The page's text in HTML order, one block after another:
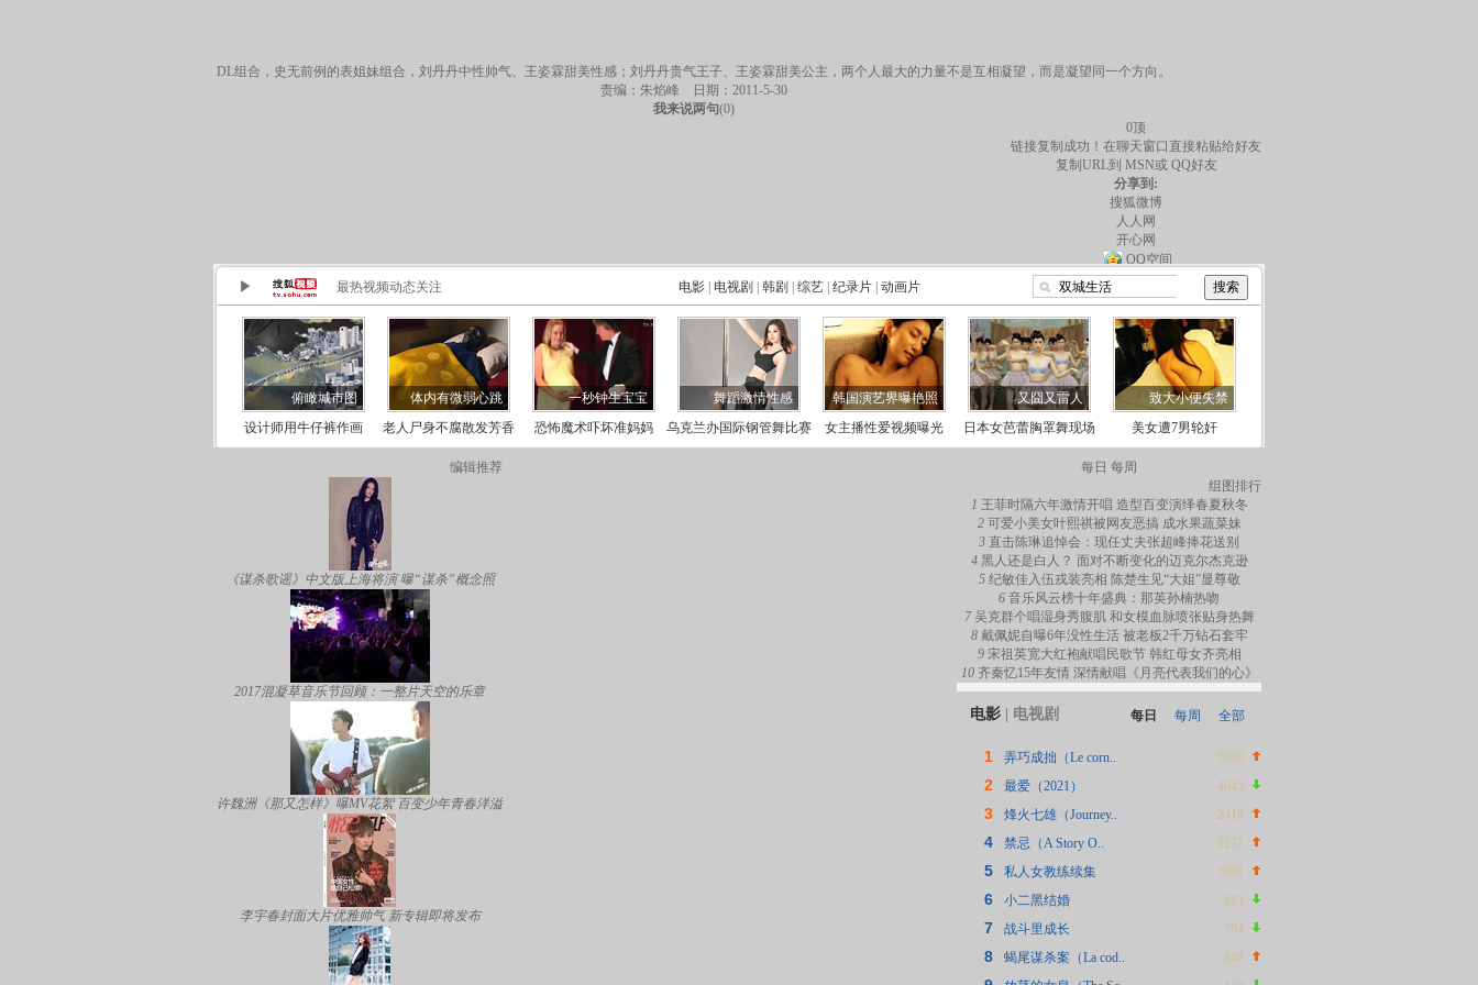
DL组合，史无前例的表姐妹组合，刘丹丹中性帅气、王姿霖甜美性感；刘丹丹贵气王子、王姿霖甜美公主，两个人最大的力量不是互相凝望，而是凝望同一个方向。
责编：朱焰峰 日期：2011-5-30
我来说两句(0)
0顶
链接复制成功！在聊天窗口直接粘贴给好友
复制URL到 MSN或 QQ好友
分享到:
搜狐微博
人人网
开心网
QQ空间
编辑推荐
《谋杀歌谣》中文版上海将演 曝“谋杀”概念照
2017混凝草音乐节回顾：一整片天空的乐章
许魏洲《那又怎样》曝MV花絮 百变少年青春洋溢
李宇春封面大片优雅帅气 新专辑即将发布
每日 每周
组图排行
1 王菲时隔六年激情开唱 造型百变演绎春夏秋冬
2 可爱小美女叶熙祺被网友恶搞 成水果蔬菜妹
3 直击陈琳追悼会：现任丈夫张超峰捧花送别
4 黑人还是白人？ 面对不断变化的迈克尔杰克逊
5 纪敏佳入伍戎装亮相 陈楚生见“大姐”显尊敬
6 音乐风云榜十年盛典：那英孙楠热吻
7 吴克群个唱湿身秀腹肌 和女模血脉喷张贴身热舞
8 戴佩妮自曝6年没性生活 被老板2千万钻石套牢
9 宋祖英宽大红袍献唱民歌节 韩红母女齐亮相
10 齐秦忆15年友情 深情献唱《月亮代表我们的心》
电影 电视剧 每日 每周 全部
5060
1
弄巧成拙（Le corn..
4045
2
最爱（2021）
2418
3
烽火七雄（Journey..
1217
4
禁忌（A Story O..
1001
5
私人女教练续集
893
6
小二黑结婚
704
7
战斗里成长
648
8
蝎尾谋杀案（La cod..